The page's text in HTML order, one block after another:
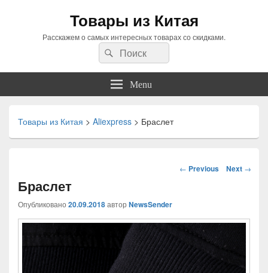
Товары из Китая
Расскажем о самых интересных товарах со скидками.
Search
for:
Search
Menu
Товары из Китая > Aliexpress > Браслет
Навигация
← Previous Next →
Браслет
Опубликовано 20.09.2018автор NewsSender